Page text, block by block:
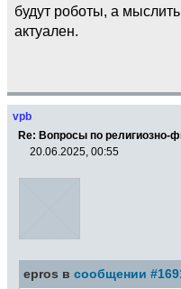
будут роботы, а
актуален.
vpb
Re: Вопросы по религиозно-
20.06.2025, 00:55
epros в сообщении